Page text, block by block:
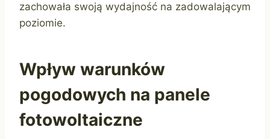
zachowała swoją wydajność na zadowalającym
poziomie.
Wpływ warunków
pogodowych na panele
fotowoltaiczne